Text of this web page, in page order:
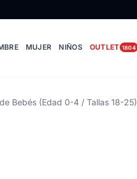
MUJER NIÑOS OUTLET 1804
Bebés (Edad 0-4 / Tallas 18-25)